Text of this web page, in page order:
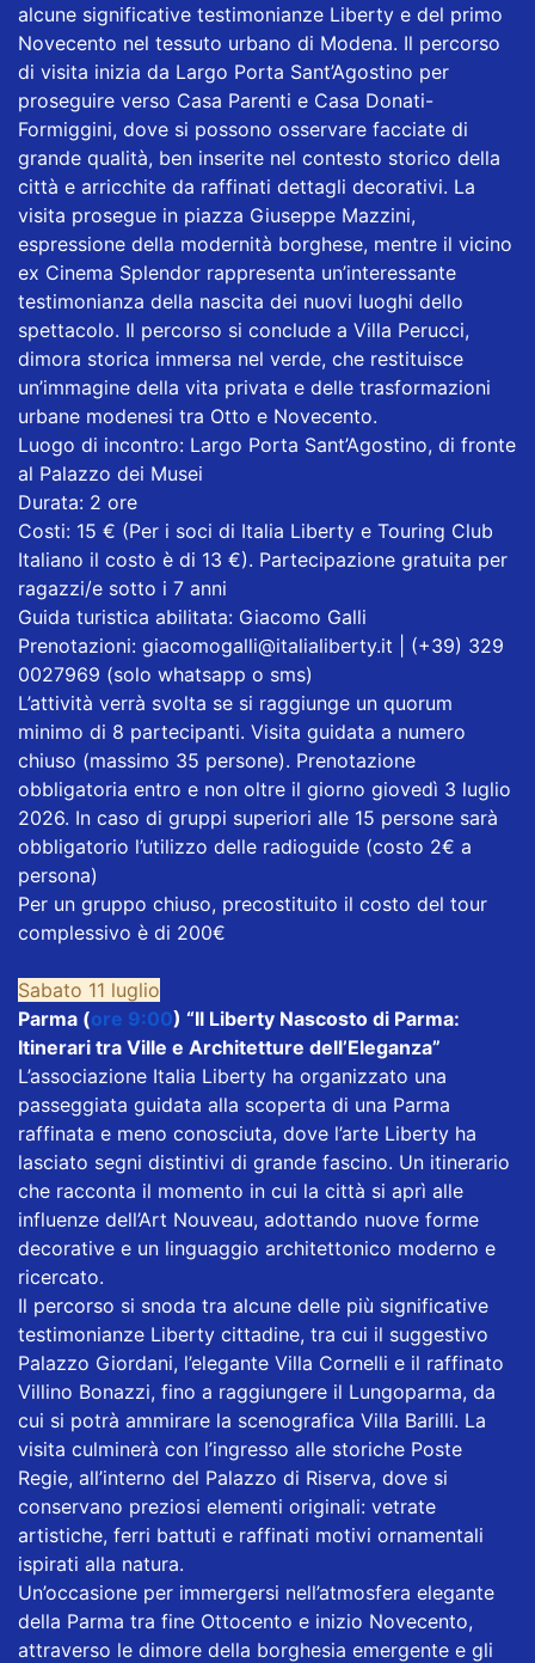
alcune significative testimonianze Liberty e del primo
Novecento nel tessuto urbano di Modena. Il percorso
di visita inizia da Largo Porta Sant’Agostino per
proseguire verso Casa Parenti e Casa Donati-
Formiggini, dove si possono osservare facciate di
grande qualità, ben inserite nel contesto storico della
città e arricchite da raffinati dettagli decorativi. La
visita prosegue in piazza Giuseppe Mazzini,
espressione della modernità borghese, mentre il vicino
ex Cinema Splendor rappresenta un’interessante
testimonianza della nascita dei nuovi luoghi dello
spettacolo. Il percorso si conclude a Villa Perucci,
dimora storica immersa nel verde, che restituisce
un’immagine della vita privata e delle trasformazioni
urbane modenesi tra Otto e Novecento.
Luogo di incontro: Largo Porta Sant’Agostino, di fronte
al Palazzo dei Musei
Durata: 2 ore
Costi: 15 € (Per i soci di Italia Liberty e Touring Club
Italiano il costo è di 13 €). Partecipazione gratuita per
ragazzi/e sotto i 7 anni
Guida turistica abilitata: Giacomo Galli
Prenotazioni: giacomogalli@italialiberty.it | (+39) 329
0027969 (solo whatsapp o sms)
L’attività verrà svolta se si raggiunge un quorum
minimo di 8 partecipanti. Visita guidata a numero
chiuso (massimo 35 persone). Prenotazione
obbligatoria entro e non oltre il giorno giovedì 3 luglio
2026. In caso di gruppi superiori alle 15 persone sarà
obbligatorio l’utilizzo delle radioguide (costo 2€ a
persona)
Per un gruppo chiuso, precostituito il costo del tour
complessivo è di 200€
Sabato 11 luglio
Parma (ore 9:00) “Il Liberty Nascosto di Parma:
Itinerari tra Ville e Architetture dell’Eleganza”
L’associazione Italia Liberty ha organizzato una
passeggiata guidata alla scoperta di una Parma
raffinata e meno conosciuta, dove l’arte Liberty ha
lasciato segni distintivi di grande fascino. Un itinerario
che racconta il momento in cui la città si aprì alle
influenze dell’Art Nouveau, adottando nuove forme
decorative e un linguaggio architettonico moderno e
ricercato.
Il percorso si snoda tra alcune delle più significative
testimonianze Liberty cittadine, tra cui il suggestivo
Palazzo Giordani, l’elegante Villa Cornelli e il raffinato
Villino Bonazzi, fino a raggiungere il Lungoparma, da
cui si potrà ammirare la scenografica Villa Barilli. La
visita culminerà con l’ingresso alle storiche Poste
Regie, all’interno del Palazzo di Riserva, dove si
conservano preziosi elementi originali: vetrate
artistiche, ferri battuti e raffinati motivi ornamentali
ispirati alla natura.
Un’occasione per immergersi nell’atmosfera elegante
della Parma tra fine Ottocento e inizio Novecento,
attraverso le dimore della borghesia emergente e gli